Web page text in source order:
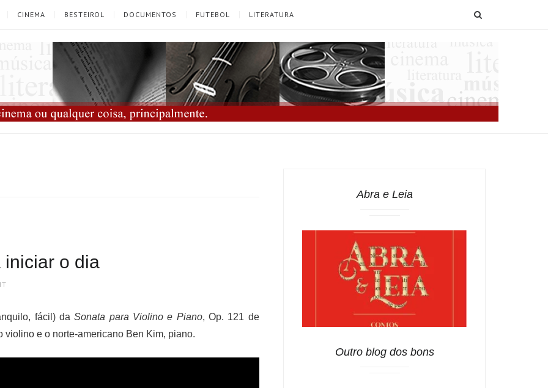
CINEMA BESTEIROL DOCUMENTOS FUTEBOL LITERATURA
iniciar o dia
fácil) daSonata para Violino e Piano, Op. 121 de
e o norte-americano Ben Kim, piano.
Abra e Leia
Outro blog dos bons